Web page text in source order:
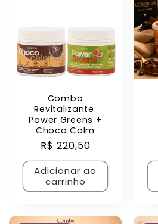
Combo
Revitalizante:
Power Greens +
Choco Calm
Preço
normal
R$ 220,50
Adicionar ao
carrinho